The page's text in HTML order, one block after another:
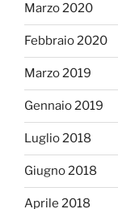
Marzo 2020
Febbraio 2020
Marzo 2019
Gennaio 2019
Luglio 2018
Giugno 2018
Aprile 2018